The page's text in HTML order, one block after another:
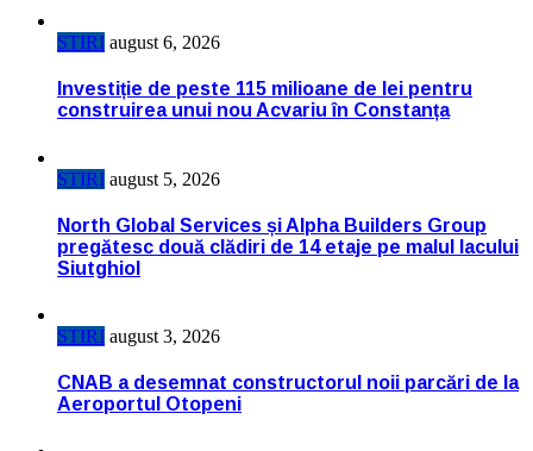
STIRI august 6, 2026
Investiție de peste 115 milioane de lei pentru
construirea unui nou Acvariu în Constanța
STIRI august 5, 2026
North Global Services și Alpha Builders Group
pregătesc două clădiri de 14 etaje pe malul lacului
Siutghiol
STIRI august 3, 2026
CNAB a desemnat constructorul noii parcări de la
Aeroportul Otopeni